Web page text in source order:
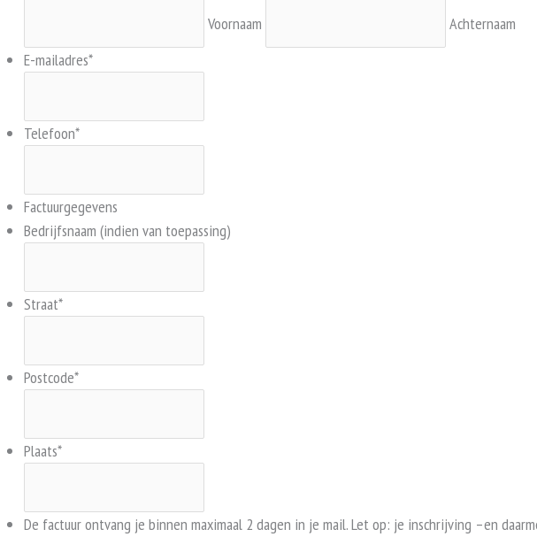
Voornaam
Achternaam
E-mailadres*
Telefoon*
Factuurgegevens
Bedrijfsnaam (indien van toepassing)
Straat*
Postcode*
Plaats*
De factuur ontvang je binnen maximaal 2 dagen in je mail. Let op: je inschrijving –en